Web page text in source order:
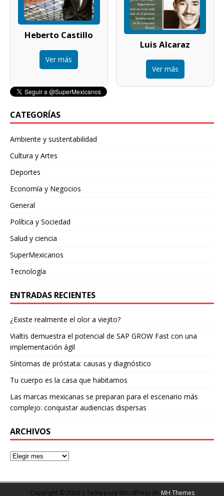
Heberto Castillo
Ver más
Luis Alcaraz
Ver más
CATEGORÍAS
Ambiente y sustentabilidad
Cultura y Artes
Deportes
Economía y Negocios
General
Política y Sociedad
Salud y ciencia
SuperMexicanos
Tecnología
ENTRADAS RECIENTES
¿Existe realmente el olor a viejito?
Vialtis demuestra el potencial de SAP GROW Fast con una
implementación ágil
Síntomas de próstata: causas y diagnóstico
Tu cuerpo es la casa que habitamos
Las marcas mexicanas se preparan para el escenario más
complejo: conquistar audiencias dispersas
ARCHIVOS
Copyright © 2026 | Tema para WordPress de MH Themes